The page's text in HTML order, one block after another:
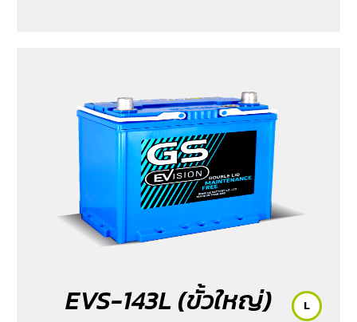
EVS-143L (ขั้วใหญ่) L